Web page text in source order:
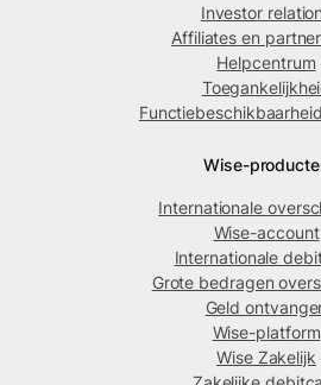
Investor
Affiliates en
Helpcentrum
Wise-
Internationale
Wise-account
Internationale
Grote bedragen
Geld
Wise-platform
Wise Zakelijk